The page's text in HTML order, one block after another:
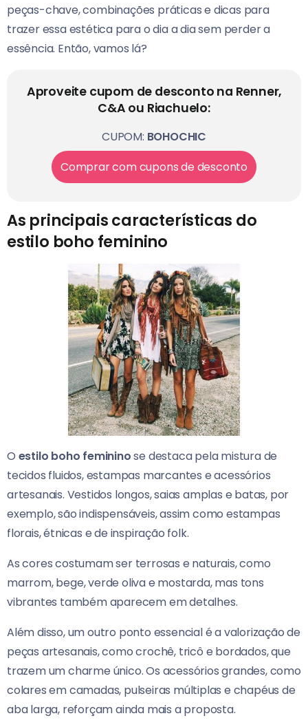
peças-chave, combinações práticas e dicas para
trazer essa estética para o dia a dia sem perder a
essência. Então, vamos lá?
Aproveite cupom de desconto na Renner,
C&A ou Riachuelo:
CUPOM: BOHOCHIC
Comprar com cupons de desconto
As principais características do
estilo boho feminino
O estilo boho femininose destaca pela mistura de
tecidos fluidos, estampas marcantes e acessórios
artesanais. Vestidos longos, saias amplas e batas, por
exemplo, são indispensáveis, assim como estampas
florais, étnicas e de inspiração folk.
As cores costumam ser terrosas e naturais, como
marrom, bege, verde oliva e mostarda, mas tons
vibrantes também aparecem em detalhes.
Além disso, um outro ponto essencial é a valorização de
peças artesanais, como crochê, tricô e bordados, que
trazem um charme único. Os acessórios grandes, como
colares em camadas, pulseiras múltiplas e chapéus de
aba larga, reforçam ainda mais a proposta.